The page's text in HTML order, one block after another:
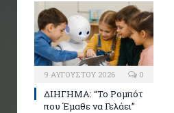
9 ΑΥΓΟΎΣΤΟΥ 2026 0
ΔΙΗΓΗΜΑ: “Το Ρομπότ
που Έμαθε να Γελάει”